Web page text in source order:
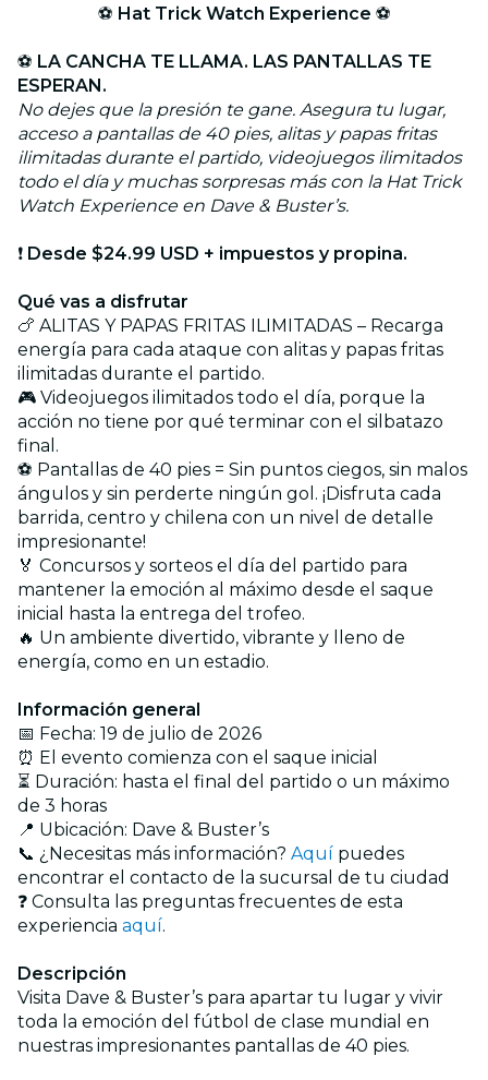
⚽ Hat Trick Watch Experience ⚽
⚽ LA CANCHA TE LLAMA. LAS PANTALLAS TE
ESPERAN.
No dejes que la presión te gane. Asegura tu lugar,
acceso a pantallas de 40 pies, alitas y papas fritas
ilimitadas durante el partido, videojuegos ilimitados
todo el día y muchas sorpresas más con la Hat Trick
Watch Experience en Dave & Buster’s.
❗ Desde $24.99 USD + impuestos y propina.
Qué vas a disfrutar
🍗 ALITAS Y PAPAS FRITAS ILIMITADAS – Recarga
energía para cada ataque con alitas y papas fritas
ilimitadas durante el partido.
🎮 Videojuegos ilimitados todo el día, porque la
acción no tiene por qué terminar con el silbatazo
final.
⚽ Pantallas de 40 pies = Sin puntos ciegos, sin malos
ángulos y sin perderte ningún gol. ¡Disfruta cada
barrida, centro y chilena con un nivel de detalle
impresionante!
🏅 Concursos y sorteos el día del partido para
mantener la emoción al máximo desde el saque
inicial hasta la entrega del trofeo.
🔥 Un ambiente divertido, vibrante y lleno de
energía, como en un estadio.
Información general
📅 Fecha: 19 de julio de 2026
⏰ El evento comienza con el saque inicial
⏳ Duración: hasta el final del partido o un máximo
de 3 horas
📍 Ubicación: Dave & Buster’s
📞 ¿Necesitas más información? Aquí puedes
encontrar el contacto de la sucursal de tu ciudad
❓ Consulta las preguntas frecuentes de esta
experiencia aquí.
Descripción
Visita Dave & Buster’s para apartar tu lugar y vivir
toda la emoción del fútbol de clase mundial en
nuestras impresionantes pantallas de 40 pies.